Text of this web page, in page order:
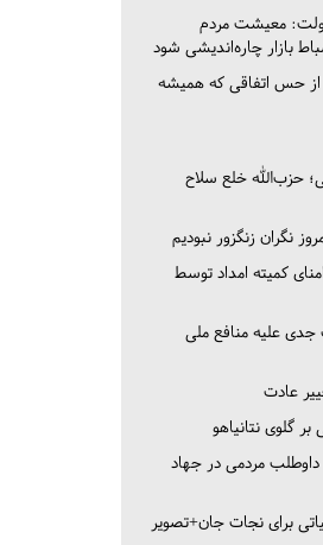
دولت: معیشت مردم
بازار چاره‌اندیشی شود
از حس اتفاقی که همیشه
حزب‌الله خلع سلاح
نگران زنگزور نبودیم
کمیته امداد توسط
جدی علیه منافع ملی
عادت
بر گلوی نتانیاهو
داوطلب مردمی در جهاد
برای نجات جان+تصویر